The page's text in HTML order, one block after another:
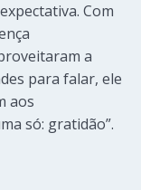
Com
a
para falar, ele
aos
só: gratidão”.